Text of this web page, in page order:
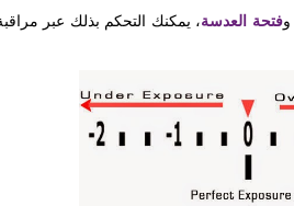
وفتحة العدسة، يمكنك التحكم بذلك عبر